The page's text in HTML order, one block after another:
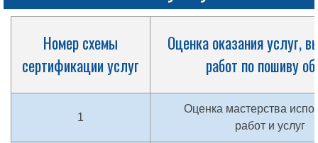
Номер схемы
сертификации услуг
Оценка оказания услуг,
работ по пошиву
1
Оценка мастерства
работ и услуг